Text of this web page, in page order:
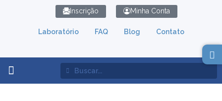
Laboratório FAQ Blog Contato
Inscrição Minha Conta